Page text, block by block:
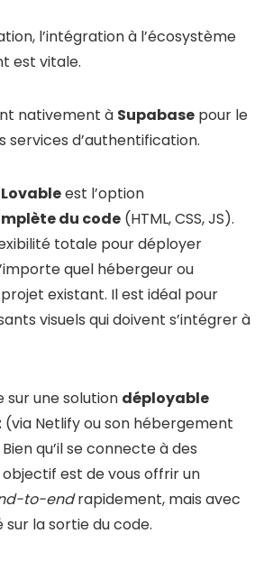
l’intégration à l’écosystème
est vitale.
nativement à Supabase pour le
services d’authentification.
Lovableest l’option
du code (HTML, CSS, JS).
totale pour déployer
quel hébergeur ou
existant. Il est idéal pour
visuels qui doivent s’intégrer à
une solution déployable
(via Netlify ou son hébergement
qu’il se connecte à des
est de vous offrir un
to-endrapidement, mais avec
sur la sortie du code.